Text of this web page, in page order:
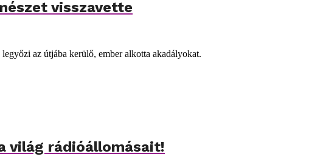
visszavette
az útjába kerülő, ember alkotta akadályokat.
világ rádióállomásait!